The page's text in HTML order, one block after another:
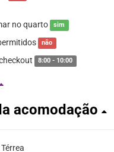
no quarto sim
não
8:00 - 10:00
acomodação